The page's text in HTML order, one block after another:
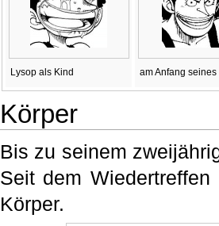
Lysop als Kind am Anfang seines
Körper
Bis zu seinem
Seit dem
Körper.